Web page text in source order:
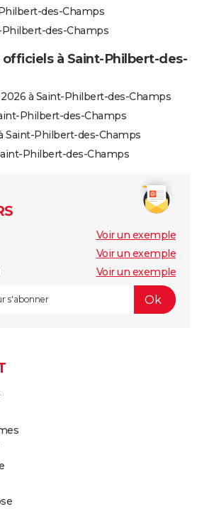
des-Champs
des-Champs
à Saint-Philbert-des-
à Saint-Philbert-des-Champs
Philbert-des-Champs
Saint-Philbert-des-Champs
Philbert-des-Champs
Voir un exemple
Voir un exemple
Voir un exemple